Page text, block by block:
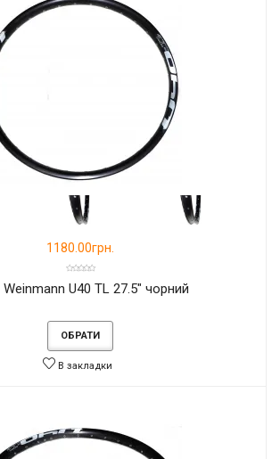
1180.00грн.
Weinmann U40 TL 27.5" чорний
ОБРАТИ
В закладки